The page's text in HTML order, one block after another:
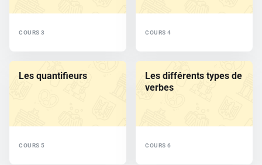
COURS 3 COURS 4
Les quantifieurs
COURS 5
Les différents types de
verbes
COURS 6